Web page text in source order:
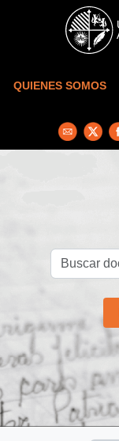
Skip to main content
QUIENES SOMOS